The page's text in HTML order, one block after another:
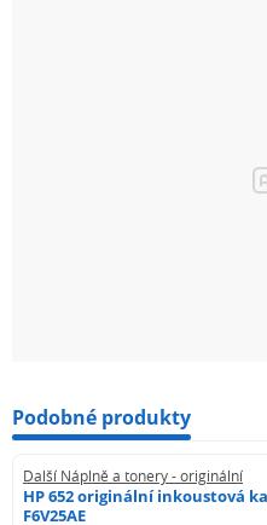
Podobné produkty
Další Náplně a tonery - originální
HP 652 originální inkoustová
F6V25AE